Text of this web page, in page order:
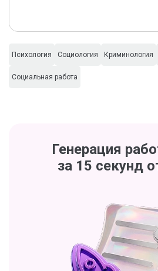
Психология Социология Криминология
Социальная работа
Генерация
за 15 секунд